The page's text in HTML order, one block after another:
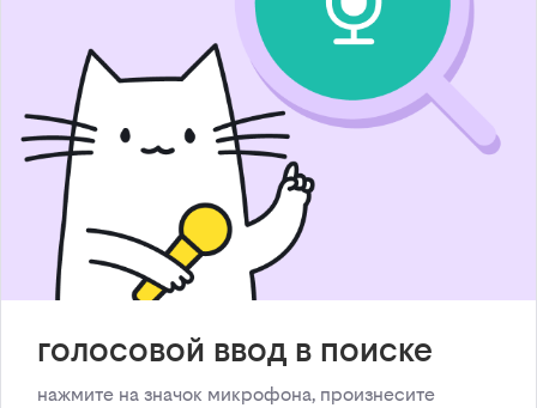
голосовой ввод в поиске
нажмите на значок микрофона, произнесите